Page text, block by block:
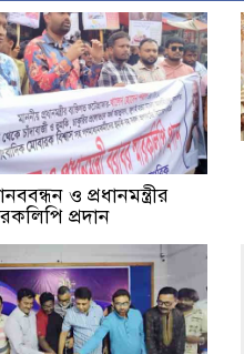
ও প্রধানমন্ত্রীর
প্রদান